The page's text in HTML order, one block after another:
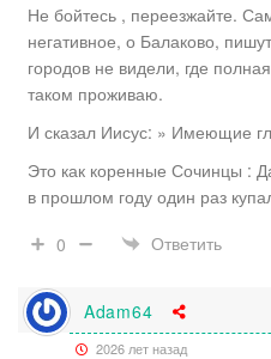
Не бойтесь , переезжайте.
негативное, о Балаково,
городов не видели, где
таком проживаю.
И сказал Иисус: » Имеющие
Это как коренные Сочинцы :
в прошлом году один раз
0
Ответить
Adam64
2026 лет назад